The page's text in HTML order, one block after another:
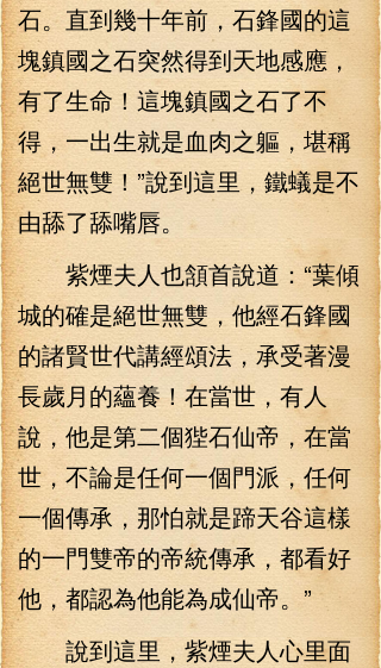
石。直到幾十年前，石鋒國的這
塊鎮國之石突然得到天地感應，
有了生命！這塊鎮國之石了不
得，一出生就是血肉之軀，堪稱
絕世無雙！”說到這里，鐵蟻是不
由舔了舔嘴唇。
紫煙夫人也頷首說道：“葉傾
城的確是絕世無雙，他經石鋒國
的諸賢世代講經頌法，承受著漫
長歲月的蘊養！在當世，有人
說，他是第二個狴石仙帝，在當
世，不論是任何一個門派，任何
一個傳承，那怕就是蹄天谷這樣
的一門雙帝的帝統傳承，都看好
他，都認為他能為成仙帝。”
說到這里，紫煙夫人心里面